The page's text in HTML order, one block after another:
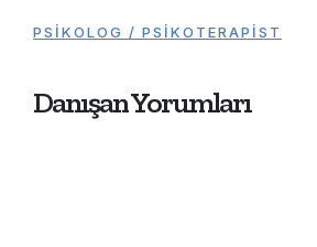
PSIKOLOG / PSIKOTERAPIST
Danışan Yorumları